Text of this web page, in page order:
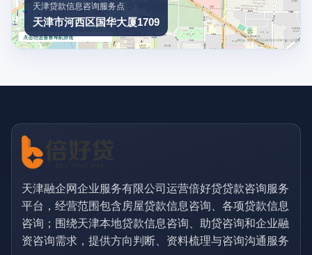
天津贷款信息咨询服务点
天津市河西区国华大厦1709
天津融企网企业服务有限公司运营倍好贷贷款咨询服务
平台，经营范围包含房屋贷款信息咨询、各项贷款信息
咨询；围绕天津本地贷款信息咨询、助贷咨询和企业融
资咨询需求，提供方向判断、资料梳理与咨询沟通服务